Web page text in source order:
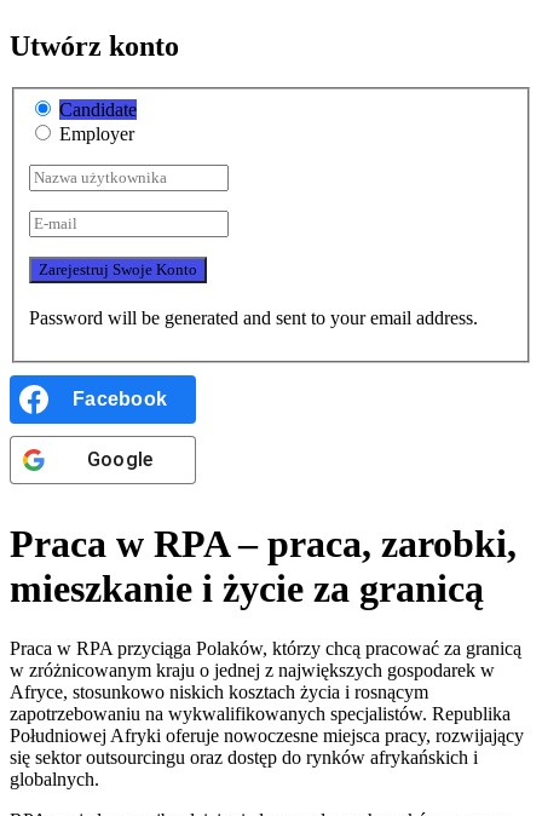
Utwórz konto
Candidate
Employer
Password will be generated and sent to your email address.
Facebook
Google
Praca w RPA – praca, zarobki,
mieszkanie i życie za granicą
Praca w RPA przyciąga Polaków, którzy chcą pracować za granicą
w zróżnicowanym kraju o jednej z największych gospodarek w
Afryce, stosunkowo niskich kosztach życia i rosnącym
zapotrzebowaniu na wykwalifikowanych specjalistów. Republika
Południowej Afryki oferuje nowoczesne miejsca pracy, rozwijający
się sektor outsourcingu oraz dostęp do rynków afrykańskich i
globalnych.